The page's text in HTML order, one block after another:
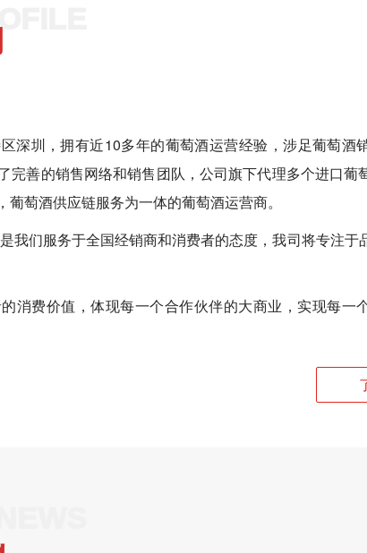
深圳，拥有近10多年的葡萄酒运营经验，涉足葡萄酒
完善的销售网络和销售团队，公司旗下代理多个进口葡
萄酒供应链服务为一体的葡萄酒运营商。
我们服务于全国经销商和消费者的态度，我司将专注于
消费价值，体现每一个合作伙伴的大商业，实现每一